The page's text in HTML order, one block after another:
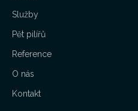
Služby
Pět pilířů
Reference
O nás
Kontakt